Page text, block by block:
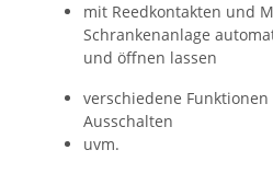
mit Reedkontakten und
Schrankenanlage
und öffnen lassen
verschiedene
Ausschalten
uvm.